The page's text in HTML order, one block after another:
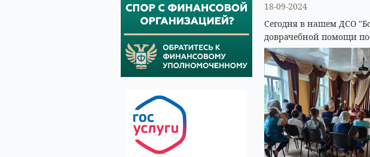
18-09-2024
Сегодня в нашем ДСО
доврачебной помощи